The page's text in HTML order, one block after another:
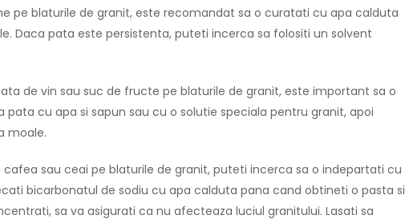
pe blaturile de granit, este recomandat sa o curatati cu apa calduta
Daca pata este persistenta, puteti incerca sa folositi un solvent
de vin sau suc de fructe pe blaturile de granit, este important sa o
cu apa si sapun sau cu o solutie speciala pentru granit, apoi
moale.
sau ceai pe blaturile de granit, puteti incerca sa o indepartati cu
bicarbonatul de sodiu cu apa calduta pana cand obtineti o pasta si
sa va asigurati ca nu afecteaza luciul granitului. Lasati sa